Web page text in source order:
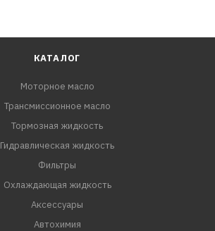
КАТАЛОГ
Моторное масло
Трансмиссионное масло
Тормозная жидкость
Гидравлическая жидкость
Фильтры
Охлаждающая жидкость
Аксессуары
Автохимия